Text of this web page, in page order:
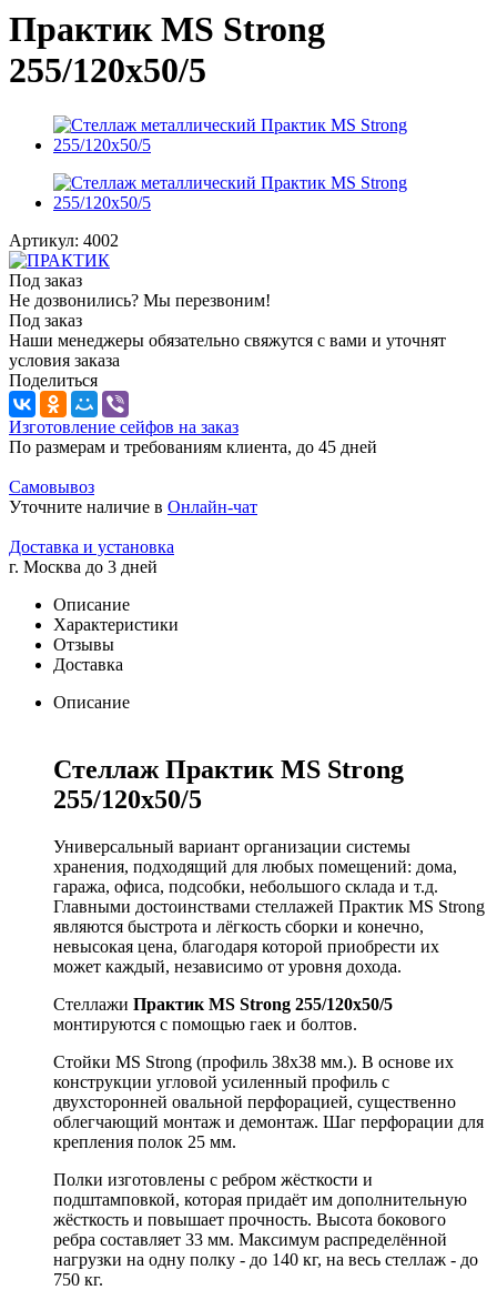
Практик MS Strong
255/120x50/5
Артикул: 4002
Под заказ
Не дозвонились? Мы перезвоним!
Под заказ
Наши менеджеры обязательно свяжутся с вами и уточнят
условия заказа
Поделиться
Изготовление сейфов на заказ
По размерам и требованиям клиента, до 45 дней
Самовывоз
Уточните наличие в Онлайн-чат
Доставка и установка
г. Москва до 3 дней
Описание
Характеристики
Отзывы
Доставка
Описание
Стеллаж Практик MS Strong
255/120х50/5
Универсальный вариант организации системы
хранения, подходящий для любых помещений: дома,
гаража, офиса, подсобки, небольшого склада и т.д.
Главными достоинствами стеллажей Практик MS Strong
являются быстрота и лёгкость сборки и конечно,
невысокая цена, благодаря которой приобрести их
может каждый, независимо от уровня дохода.
Стеллажи Практик MS Strong 255/120х50/5
монтируются с помощью гаек и болтов.
Стойки MS Strong (профиль 38x38 мм.). В основе их
конструкции угловой усиленный профиль с
двухсторонней овальной перфорацией, существенно
облегчающий монтаж и демонтаж. Шаг перфорации для
крепления полок 25 мм.
Полки изготовлены с ребром жёсткости и
подштамповкой, которая придаёт им дополнительную
жёсткость и повышает прочность. Высота бокового
ребра составляет 33 мм. Максимум распределённой
нагрузки на одну полку - до 140 кг, на весь стеллаж - до
750 кг.